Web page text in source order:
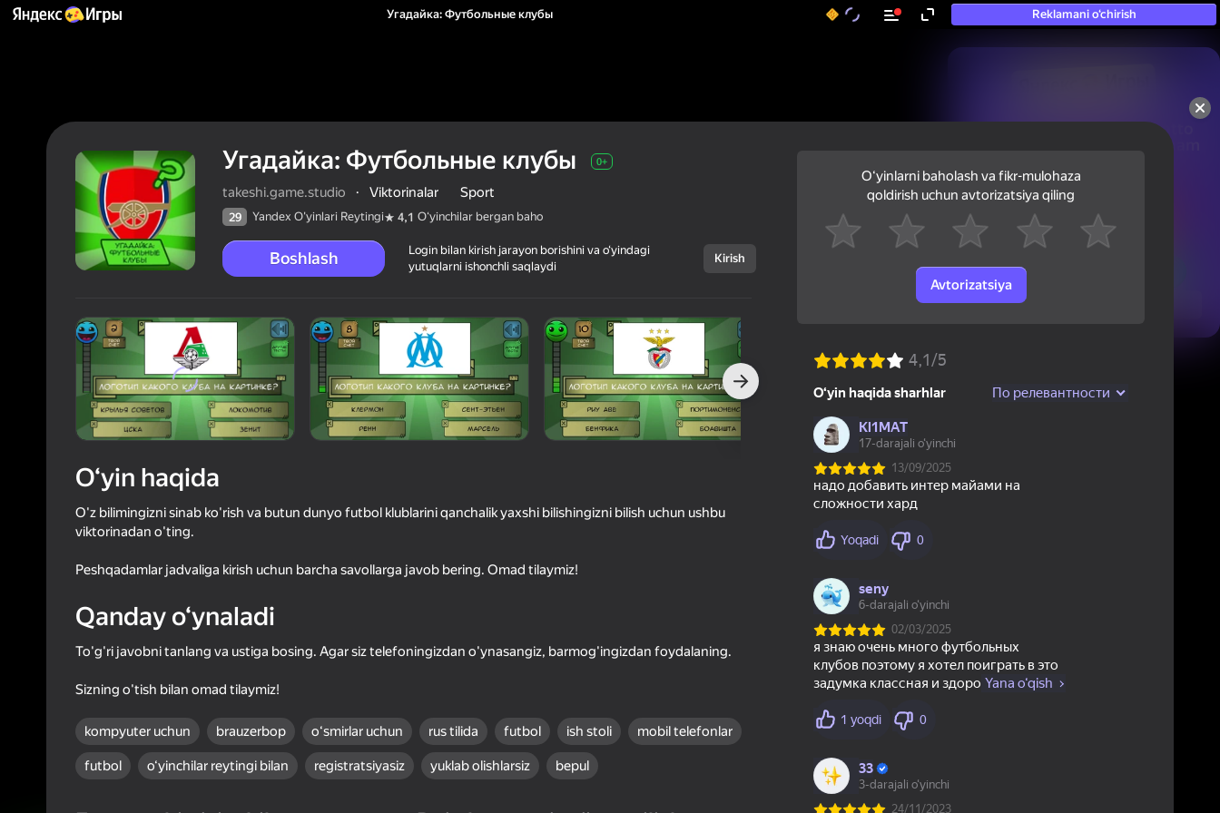
Угадайка: Футбольные клубы Reklamani o‘chirish
50+ eng yaxshi o‘yinlar, hatto
«o‘ynamaydigan» odamlar ham
Bekor qilish
Футбольные
клубы
takeshi.game.studio
Viktorinalar
Sport
29 Yandex O'yinlari Reytingi
4,1 Oʻyinchilar bergan baho
Угадайка: Футбольные клубы 0+
takeshi.game.studio · Viktorinalar Sport
29 Yandex O'yinlari Reytingi 4,1 Oʻyinchilar bergan baho
Boshlash
Login bilan kirish jarayon borishini va o‘yindagi
yutuqlarni ishonchli saqlaydi
Kirish
O‘yin haqida
O'z bilimingizni sinab ko'rish va butun dunyo futbol klublarini qanchalik yaxshi bilishingizni bilish uchun ushbu
viktorinadan o'ting.
Peshqadamlar jadvaliga kirish uchun barcha savollarga javob bering. Omad tilaymiz!
Qanday o‘ynaladi
To'g'ri javobni tanlang va ustiga bosing. Agar siz telefoningizdan o'ynasangiz, barmog'ingizdan foydalaning.
Sizning o'tish bilan omad tilaymiz!
kompyuter uchun brauzerbop oʻsmirlar uchun rus tilida futbol ish stoli mobil telefonlar
futbol o‘yinchilar reytingi bilan registratsiyasiz yuklab olishlarsiz bepul
Oʻyinlarni baholash va fikr-mulohaza
qoldirish uchun avtorizatsiya qiling
Avtorizatsiya